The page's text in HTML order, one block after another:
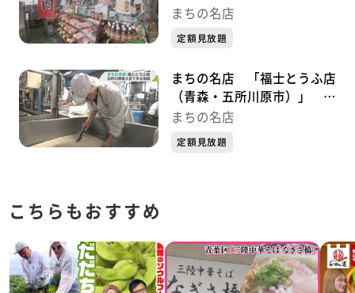
情報発信する移動販売も人
まちの名店
定額見放題
まちの名店 「福士とうふ店
（青森・五所川原市）」 地
元産の良質な大豆を使った絶
まちの名店
定額見放題
こちらもおすすめ